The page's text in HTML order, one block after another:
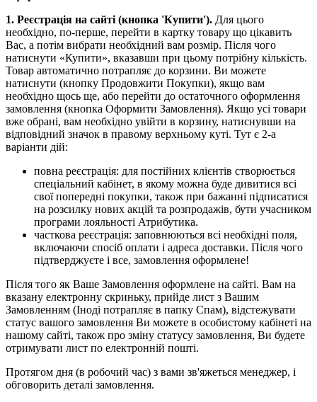
1. Реєстрація на сайті (кнопка 'Купити'). Для цього
необхідно, по-перше, перейти в картку товару що цікавить
Вас, а потім вибрати необхідний вам розмір. Після чого
натиснути «Купити», вказавши при цьому потрібну кількість.
Товар автоматично потрапляє до корзини. Ви можете
натиснути (кнопку Продовжити Покупки), якщо вам
необхідно щось ще, або перейти до остаточного оформлення
замовлення (кнопка Оформити Замовлення). Якщо усі товари
вже обрані, вам необхідно увійти в корзину, натиснувши на
відповідний значок в правому верхньому куті. Тут є 2-а
варіанти дій:
повна реєстрація: для постійних клієнтів створюється
спеціальний кабінет, в якому можна буде дивитися всі
свої попередні покупки, також при бажанні підписатися
на розсилку нових акцій та розпродажів, бути учасником
програми лояльності Атрибутика.
часткова реєстрація: заповнюються всі необхідні поля,
включаючи спосіб оплати і адреса доставки. Після чого
підтверджуєте і все, замовлення оформлене!
Після того як Ваше Замовлення оформлене на сайті. Вам на
вказану електронну скриньку, прийде лист з Вашим
Замовленням (Іноді потрапляє в папку Спам), відстежувати
статус вашого замовлення Ви можете в особистому кабінеті на
нашому сайті, також про зміну статусу замовлення, Ви будете
отримувати лист по електронній пошті.
Протягом дня (в робочий час) з вами зв'яжеться менеджер, і
обговорить деталі замовлення.